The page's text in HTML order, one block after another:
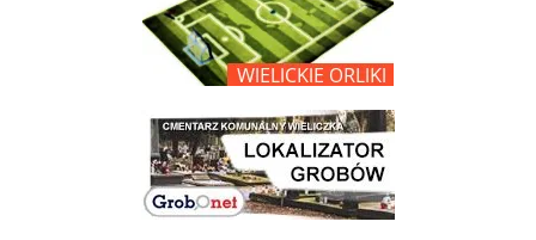
link do lokalizatora grobów na wielickim cmentarzu - grobnet